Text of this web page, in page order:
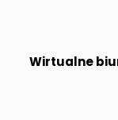
Wirtualne